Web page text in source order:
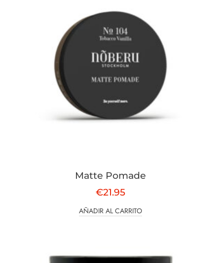
Matte Pomade
€21.95
AÑADIR AL CARRITO